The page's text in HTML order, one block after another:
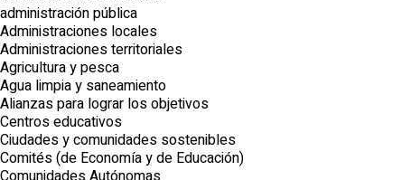
administración pública
Administraciones locales
Administraciones territoriales
Agricultura y pesca
Agua limpia y saneamiento
Alianzas para lograr los objetivos
Centros educativos
Ciudades y comunidades sostenibles
Comités (de Economía y de Educación)